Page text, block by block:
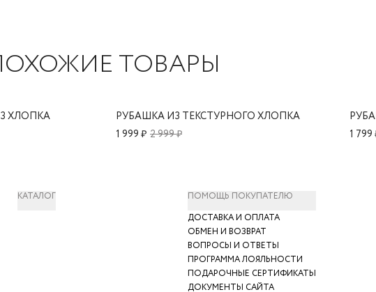
ТОВАРЫ
ХЛОПКА
РУБАШКА ИЗ ТЕКСТУРНОГО ХЛОПКА
2 999 ₽
1 999 ₽ 1 799
КАТАЛОГ
ПОМОЩЬ ПОКУПАТЕЛЮ
ДОСТАВКА И ОПЛАТА
ОБМЕН И ВОЗВРАТ
ВОПРОСЫ И ОТВЕТЫ
ПРОГРАММА ЛОЯЛЬНОСТИ
ПОДАРОЧНЫЕ СЕРТИФИКАТЫ
ДОКУМЕНТЫ САЙТА